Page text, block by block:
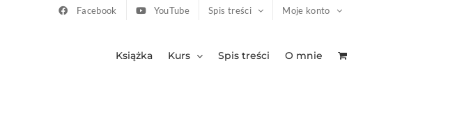
Facebook YouTube Spis treści Moje konto
Książka Kurs Spis treści O mnie